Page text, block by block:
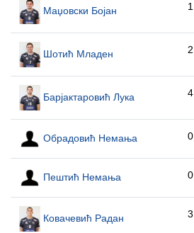
Маџовски Бојан 1
Шотић Младен 2
Барјактаровић Лука 4
Обрадовић Немања 0
Пештић Немања 0
Ковачевић Радан 3